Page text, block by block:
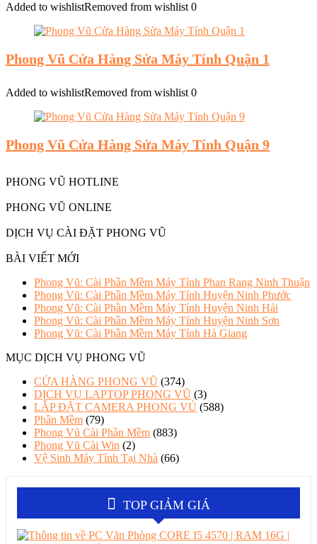
Added to wishlistRemoved from wishlist 0
Phong Vũ Cửa Hàng Sửa Máy Tính Quận 1
Added to wishlistRemoved from wishlist 0
Phong Vũ Cửa Hàng Sửa Máy Tính Quận 9
PHONG VŨ HOTLINE
PHONG VŨ ONLINE
DỊCH VỤ CÀI ĐẶT PHONG VŨ
BÀI VIẾT MỚI
Phong Vũ: Cài Phần Mềm Máy Tính Phan Rang Ninh Thuận
Phong Vũ: Cài Phần Mềm Máy Tính Huyện Ninh Phước
Phong Vũ: Cài Phần Mềm Máy Tính Huyện Ninh Hải
Phong Vũ: Cài Phần Mềm Máy Tính Huyện Ninh Sơn
Phong Vũ: Cài Phần Mềm Máy Tính Hà Giang
MỤC DỊCH VỤ PHONG VŨ
CỬA HÀNG PHONG VŨ (374)
DỊCH VỤ LAPTOP PHONG VŨ (3)
LẮP ĐẶT CAMERA PHONG VỦ (588)
Phần Mềm (79)
Phong Vủ Cài Phần Mềm (883)
Phong Vũ Cài Win (2)
Vệ Sinh Máy Tính Tại Nhà (66)
TOP GIẢM GIÁ